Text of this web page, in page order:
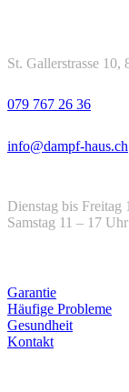
St. Gallerstrasse 10,
079 767 26 36
info@dampf-haus.ch
Dienstag bis Freitag
Samstag 11 – 17 Uhr
Garantie
Häufige Probleme
Gesundheit
Kontakt